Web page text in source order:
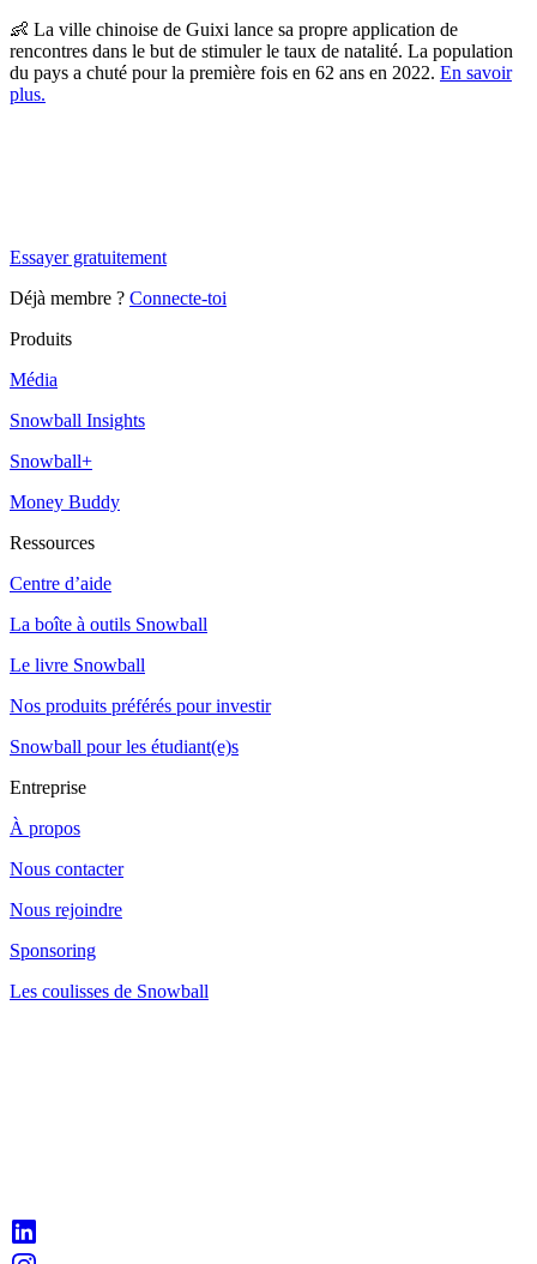
👶 La ville chinoise de Guixi lance sa propre application de
rencontres dans le but de stimuler le taux de natalité. La population
du pays a chuté pour la première fois en 62 ans en 2022. En savoir
plus.
Essayer gratuitement
Déjà membre ? Connecte-toi
Produits
Média
Snowball Insights
Snowball+
Money Buddy
Ressources
Centre d’aide
La boîte à outils Snowball
Le livre Snowball
Nos produits préférés pour investir
Snowball pour les étudiant(e)s
Entreprise
À propos
Nous contacter
Nous rejoindre
Sponsoring
Les coulisses de Snowball